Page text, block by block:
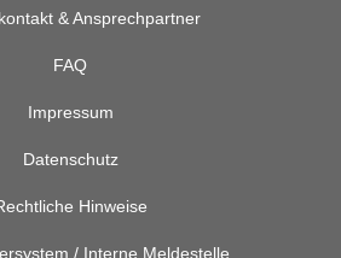
& Ansprechpartner
FAQ
Impressum
Datenschutz
Hinweise
/ Interne Meldestelle